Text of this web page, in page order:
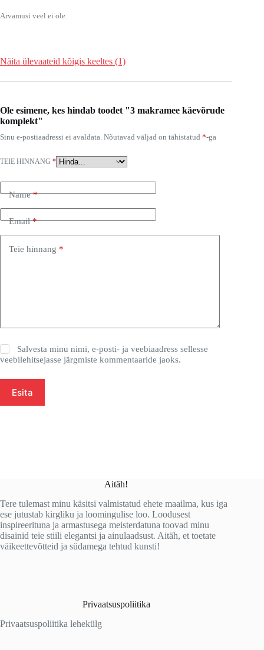
Arvamusi veel ei ole.
Näita ülevaateid kõigis keeltes (1)
Ole esimene, kes hindab toodet "3 makramee käevõrude
komplekt"
Sinu e-postiaadressi ei avaldata. Nõutavad väljad on tähistatud *-ga
TEIE HINNANG *
Name*
Email*
Teie hinnang *
Salvesta minu nimi, e-posti- ja veebiaadress sellesse
veebilehitsejasse järgmiste kommentaaride jaoks.
Esita
Aitäh!
Tere tulemast minu käsitsi valmistatud ehete maailma, kus iga
ese jutustab kirgliku ja loomingulise loo. Loodusest
inspireerituna ja armastusega meisterdatuna toovad minu
disainid teie stiili elegantsi ja ainulaadsust. Aitäh, et toetate
väikeettevõtteid ja südamega tehtud kunsti!
Privaatsuspoliitika
Privaatsuspoliitika lehekülg